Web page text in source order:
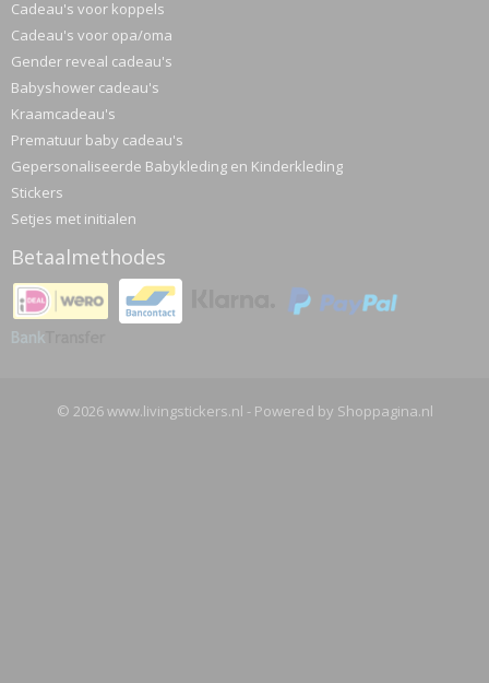
Cadeau's voor koppels
Cadeau's voor opa/oma
Gender reveal cadeau's
Babyshower cadeau's
Kraamcadeau's
Prematuur baby cadeau's
Gepersonaliseerde Babykleding en Kinderkleding
Stickers
Setjes met initialen
Betaalmethodes
© 2026 www.livingstickers.nl - Powered by Shoppagina.nl